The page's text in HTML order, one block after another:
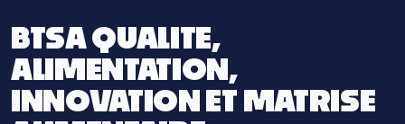
CONTACT
BTSA QUALITE,
ALIMENTATION,
INNOVATION ET MATRISE